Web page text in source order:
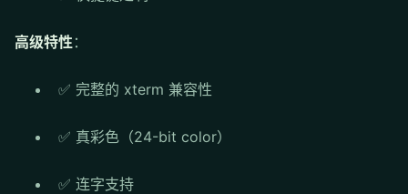
高级特性：
✅ 完整的 xterm 兼容性
✅ 真彩色（24-bit color）
✅ 连字支持